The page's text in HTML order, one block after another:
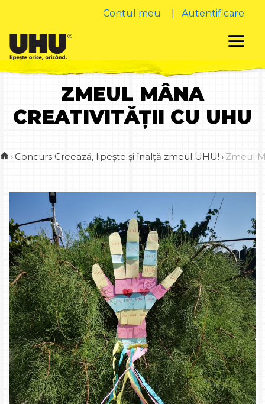
Contul meu Autentificare
ZMEUL MÂNA
CREATIVITĂȚII CU UHU
› Concurs Creează, lipește și înalță zmeul UHU! › Zmeul